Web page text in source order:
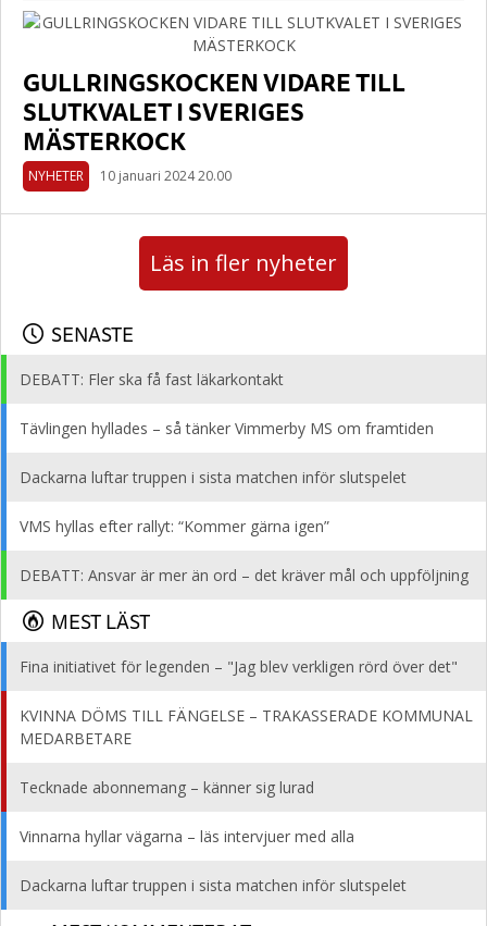
GULLRINGSKOCKEN VIDARE TILL
SLUTKVALET I SVERIGES
MÄSTERKOCK
NYHETER 10 januari 2024 20.00
Läs in fler nyheter
SENASTE
DEBATT: Fler ska få fast läkarkontakt
Tävlingen hyllades – så tänker Vimmerby MS om framtiden
Dackarna luftar truppen i sista matchen inför slutspelet
VMS hyllas efter rallyt: “Kommer gärna igen”
DEBATT: Ansvar är mer än ord – det kräver mål och uppföljning
MEST LÄST
Fina initiativet för legenden – "Jag blev verkligen rörd över det"
KVINNA DÖMS TILL FÄNGELSE – TRAKASSERADE KOMMUNAL
MEDARBETARE
Tecknade abonnemang – känner sig lurad
Vinnarna hyllar vägarna – läs intervjuer med alla
Dackarna luftar truppen i sista matchen inför slutspelet